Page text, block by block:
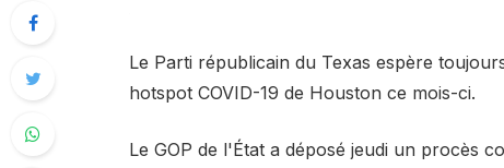
Le Parti républicain du Texas espère
hotspot COVID-19 de Houston ce mois-ci.
Le GOP de l'État a déposé jeudi un procès